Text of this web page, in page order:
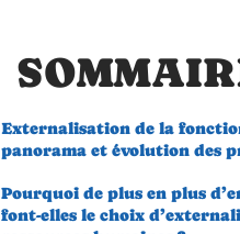
Externalisation de la
panorama et évolution des
Pourquoi de plus en plus
font-elles le choix